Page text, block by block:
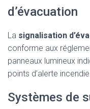
d’évacuation
La signalisation
conforme aux
panneaux lumineux
points d’alerte
Systèmes de